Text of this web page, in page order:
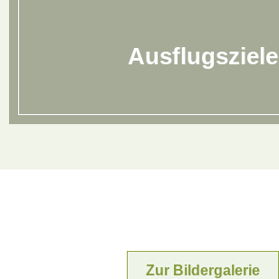
Ausflugsziele
Zur Bildergalerie